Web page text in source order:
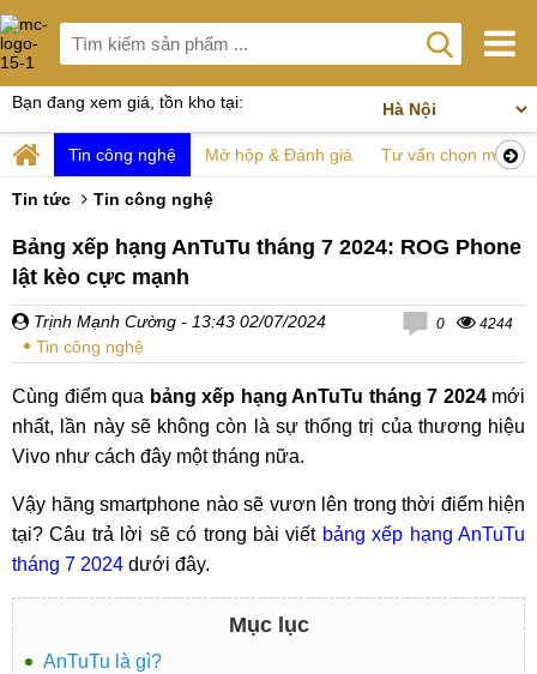
Bạn đang xem giá, tồn kho tại:
Tin công nghệ Mở hộp & Đánh giá Tư vấn chọn mua
Tin tức Tin công nghệ
Bảng xếp hạng AnTuTu tháng 7 2024: ROG Phone
lật kèo cực mạnh
Trịnh Mạnh Cường - 13:43 02/07/2024
Tin công nghệ
0 4244
Cùng điểm qua bảng xếp hạng AnTuTu tháng 7 2024mới
nhất, lần này sẽ không còn là sự thống trị của thương hiệu
Vivo như cách đây một tháng nữa.
Vậy hãng smartphone nào sẽ vươn lên trong thời điểm hiện
tại? Câu trả lời sẽ có trong bài viết bảng xếp hạng AnTuTu
tháng 7 2024 dưới đây.
Mục lục
AnTuTu là gì?